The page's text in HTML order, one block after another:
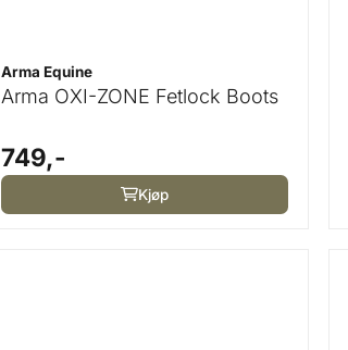
Arma Equine
Arma OXI-ZONE Fetlock Boots
749,-
Kjøp